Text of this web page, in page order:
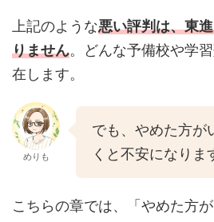
上記のような悪い評判は、東
りません。どんな予備校や学
在します。
めりも
でも、やめた方が
くと不安になりま
こちらの章では、「やめた方